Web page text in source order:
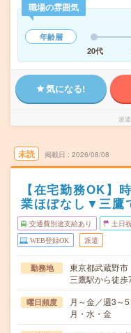
職場の雰囲気
年齢層
20代
気になる!
派
未読 掲載日 2026/08/08
【在宅勤務OK】
業ほぼなし▼三鷹
交通費別途支給あり 土日
WEB登録OK 派遣
勤務地
東京都武蔵野市
三鷹駅から徒
曜日頻度
月～金／週3～
月・水・金